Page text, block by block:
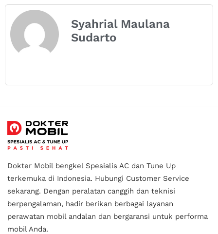
Syahrial Maulana
Sudarto
Dokter Mobil bengkel Spesialis AC dan Tune Up
terkemuka di Indonesia. Hubungi Customer Service
sekarang. Dengan peralatan canggih dan teknisi
berpengalaman, hadir berikan berbagai layanan
perawatan mobil andalan dan bergaransi untuk performa
mobil Anda.